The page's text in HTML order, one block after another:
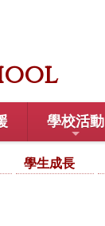
學校活動
學生成長